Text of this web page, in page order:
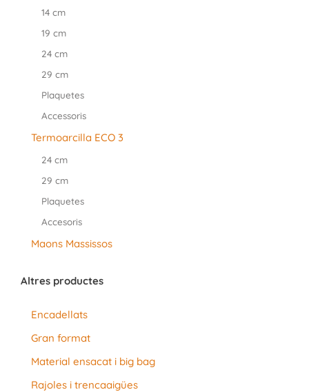
14 cm
19 cm
24 cm
29 cm
Plaquetes
Accessoris
Termoarcilla ECO 3
24 cm
29 cm
Plaquetes
Accesoris
Maons Massissos
Altres productes
Encadellats
Gran format
Material ensacat i big bag
Rajoles i trencaaigües